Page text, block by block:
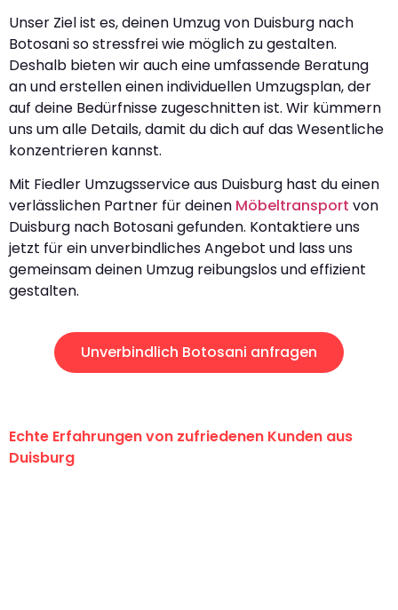
Unser Ziel ist es, deinen Umzug von Duisburg nach
Botosani so stressfrei wie möglich zu gestalten.
Deshalb bieten wir auch eine umfassende Beratung
an und erstellen einen individuellen Umzugsplan, der
auf deine Bedürfnisse zugeschnitten ist. Wir kümmern
uns um alle Details, damit du dich auf das Wesentliche
konzentrieren kannst.
Mit Fiedler Umzugsservice aus Duisburg hast du einen
verlässlichen Partner für deinen Möbeltransport von
Duisburg nach Botosani gefunden. Kontaktiere uns
jetzt für ein unverbindliches Angebot und lass uns
gemeinsam deinen Umzug reibungslos und effizient
gestalten.
Unverbindlich Botosani anfragen
Echte Erfahrungen von zufriedenen Kunden aus
Duisburg